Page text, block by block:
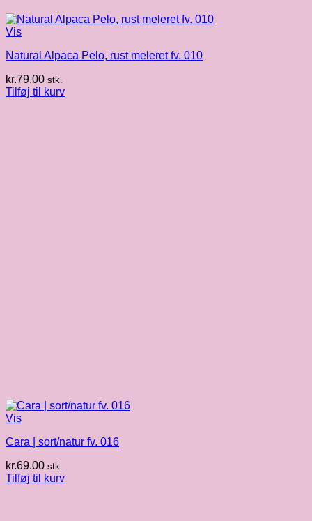
Vis
Natural Alpaca Pelo, rust meleret fv. 010
kr.79.00 stk.
Tilføj til kurv
Vis
Cara | sort/natur fv. 016
kr.69.00 stk.
Tilføj til kurv